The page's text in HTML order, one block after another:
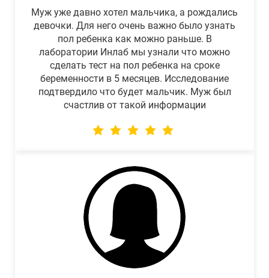
Муж уже давно хотел мальчика, а рождались
девочки. Для него очень важно было узнать
пол ребенка как можно раньше. В
лаборатории Инлаб мы узнали что можно
сделать тест на пол ребенка на сроке
беременности в 5 месяцев. Исследование
подтвердило что будет мальчик. Муж был
счастлив от такой информации